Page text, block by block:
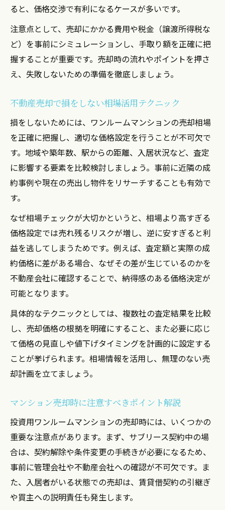
ると、価格交渉で有利になるケースが多いです。
注意点として、売却にかかる費用や税金（譲渡所得税な
ど）を事前にシミュレーションし、手取り額を正確に把
握することが重要です。売却時の流れやポイントを押さ
え、失敗しないための準備を徹底しましょう。
不動産売却で損をしない相場活用テクニック
損をしないためには、ワンルームマンションの売却相場
を正確に把握し、適切な価格設定を行うことが不可欠で
す。地域や築年数、駅からの距離、入居状況など、査定
に影響する要素を比較検討しましょう。事前に近隣の成
約事例や現在の売出し物件をリサーチすることも有効で
す。
なぜ相場チェックが大切かというと、相場より高すぎる
価格設定では売れ残るリスクが増し、逆に安すぎると利
益を逃してしまうためです。例えば、査定額と実際の成
約価格に差がある場合、なぜその差が生じているのかを
不動産会社に確認することで、納得感のある価格決定が
可能となります。
具体的なテクニックとしては、複数社の査定結果を比較
し、売却価格の根拠を明確にすること、また必要に応じ
て価格の見直しや値下げタイミングを計画的に設定する
ことが挙げられます。相場情報を活用し、無理のない売
却計画を立てましょう。
マンション売却時に注意すべきポイント解説
投資用ワンルームマンションの売却時には、いくつかの
重要な注意点があります。まず、サブリース契約中の場
合は、契約解除や条件変更の手続きが必要になるため、
事前に管理会社や不動産会社への確認が不可欠です。ま
た、入居者がいる状態での売却は、賃貸借契約の引継ぎ
や買主への説明責任も発生します。